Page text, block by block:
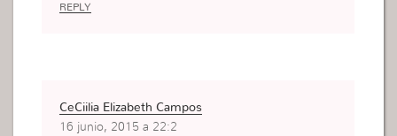
REPLY
CeCiilia Elizabeth Campos
16 junio, 2015 a 22:2